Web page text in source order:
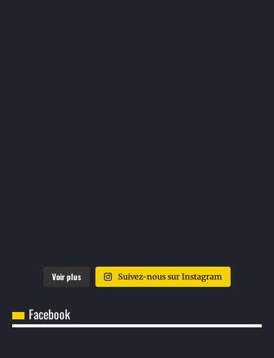
Voir plus Suivez-nous sur Instagram
Facebook